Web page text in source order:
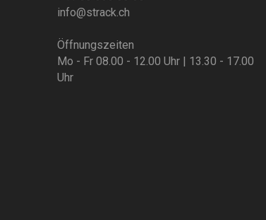
info@strack.ch
Öffnungszeiten
Mo - Fr 08.00 - 12.00 Uhr | 13.30 - 17.00
Uhr